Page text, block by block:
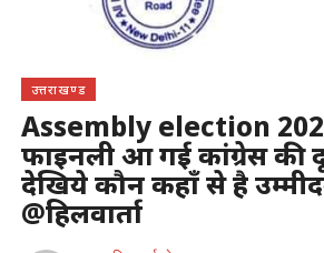
उत्तराखण्ड
Assembly election
फाइनली आ गई कांग्रेस की
देखिये कौन कहाँ से है
@हिलवार्ता